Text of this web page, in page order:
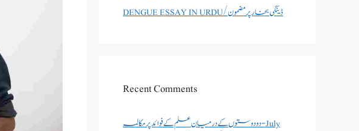
DENGUE ESSAY IN URDU/ڈینگی بخار پر مضمون
Recent Comments
دو دوستوں کے درمیان علم کے فوائد پر مکالمہ - July